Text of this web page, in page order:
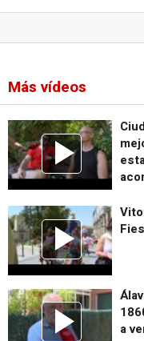
Más vídeos
a